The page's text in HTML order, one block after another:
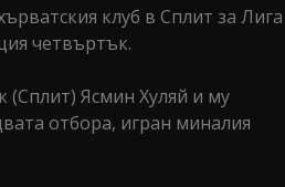
клуб в Сплит за Лига
четвъртък.
Ясмин Хуляй и му
отбора, игран миналия